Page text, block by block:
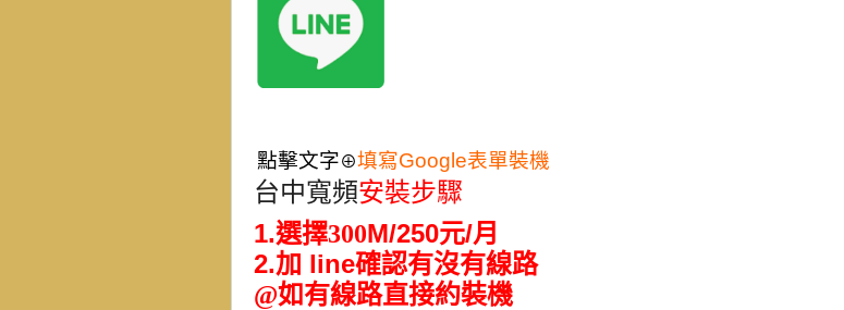
點擊文字⊕填寫Google表單裝機
台中寬頻安裝步驟
1.選擇300M/250元/月
2.加 line確認有沒有線路
@如有線路直接約裝機